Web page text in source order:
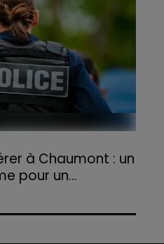
à Chaumont : un
pour un...
et la confiscation